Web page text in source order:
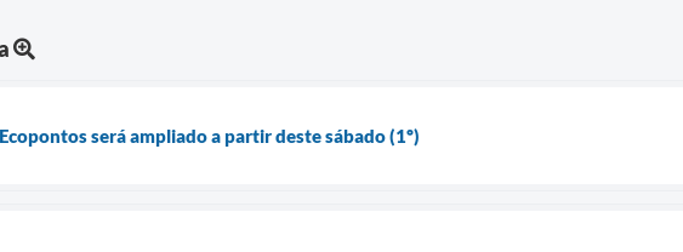
será ampliado a partir deste sábado (1º)